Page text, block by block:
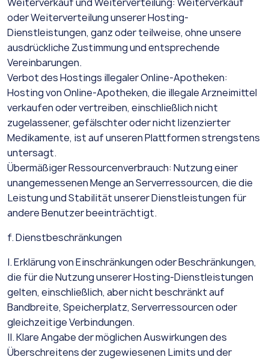
oder Weiterverteilung unserer Hosting-
Dienstleistungen, ganz oder teilweise, ohne unsere
ausdrückliche Zustimmung und entsprechende
Vereinbarungen.
Verbot des Hostings illegaler Online-Apotheken:
Hosting von Online-Apotheken, die illegale Arzneimittel
verkaufen oder vertreiben, einschließlich nicht
zugelassener, gefälschter oder nicht lizenzierter
Medikamente, ist auf unseren Plattformen strengstens
untersagt.
Übermäßiger Ressourcenverbrauch: Nutzung einer
unangemessenen Menge an Serverressourcen, die die
Leistung und Stabilität unserer Dienstleistungen für
andere Benutzer beeinträchtigt.
f. Dienstbeschränkungen
I. Erklärung von Einschränkungen oder Beschränkungen,
die für die Nutzung unserer Hosting-Dienstleistungen
gelten, einschließlich, aber nicht beschränkt auf
Bandbreite, Speicherplatz, Serverressourcen oder
gleichzeitige Verbindungen.
II. Klare Angabe der möglichen Auswirkungen des
Überschreitens der zugewiesenen Limits und der